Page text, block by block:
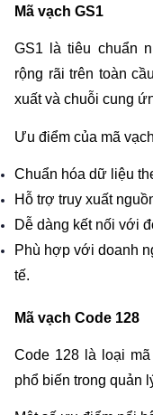
Mã vạch GS1
GS1 là tiêu chuẩn
rộng rãi trên toàn
xuất và chuỗi cung
Ưu điểm của mã
Chuẩn hóa dữ liệu
Hỗ trợ truy xuất
Dễ dàng kết nối với
Phù hợp với doanh
tế.
Mã vạch Code 128
Code 128 là loại
phổ biến trong quản